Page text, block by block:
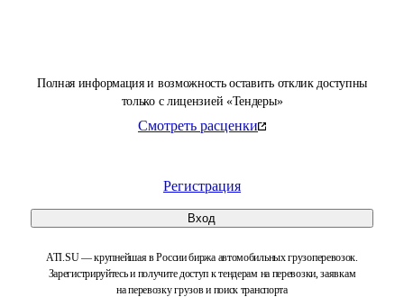
Полная информация и возможность оставить отклик доступны
только с лицензией «Тендеры»
Смотреть расценки
Регистрация
Вход
ATI.SU — крупнейшая в России биржа автомобильных грузоперевозок.
Зарегистрируйтесь и получите доступ к тендерам на перевозки, заявкам
на перевозку грузов и поиск транспорта